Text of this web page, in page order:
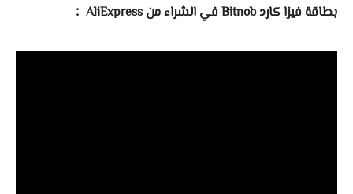
بطاقة فيزا كارد Bitnob في الشراء من AliExpress
: